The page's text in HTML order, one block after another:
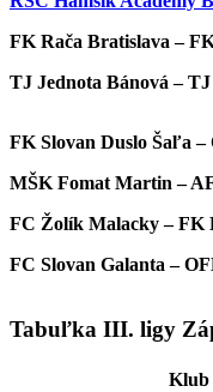
FK Rača Bratislava –
TJ Jednota Bánová –
FK Slovan Duslo Šaľa –
MŠK Fomat Martin –
FC Žolík Malacky – FK
FC Slovan Galanta –
Tabuľka III. ligy
Klub